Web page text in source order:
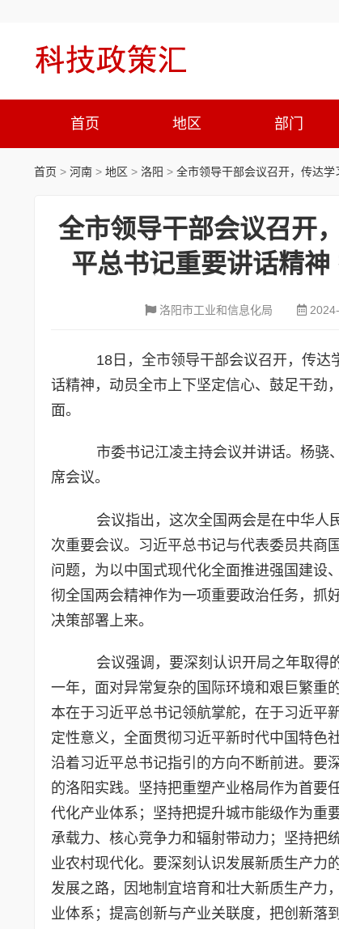
首页 地区 部门
首页 > 河南 > 地区 > 洛阳 > 全市领导干部会议召开，传达
全市领导干部会议召开
平总书记重要讲话精
洛阳市工业和信息化局
18日，全市领导干部会议召开，传达
话精神，动员全市上下坚定信心、鼓足干劲
面。
市委书记江凌主持会议并讲话。杨骁
席会议。
会议指出，这次全国两会是在中华人
次重要会议。习近平总书记与代表委员共商
问题，为以中国式现代化全面推进强国建设
彻全国两会精神作为一项重要政治任务，抓
决策部署上来。
会议强调，要深刻认识开局之年取得
一年，面对异常复杂的国际环境和艰巨繁重
本在于习近平总书记领航掌舵，在于习近平
定性意义，全面贯彻习近平新时代中国特色
沿着习近平总书记指引的方向不断前进。要
的洛阳实践。坚持把重塑产业格局作为首要
代化产业体系；坚持把提升城市能级作为重
承载力、核心竞争力和辐射带动力；坚持把
业农村现代化。要深刻认识发展新质生产力
发展之路，因地制宜培育和壮大新质生产力
业体系；提高创新与产业关联度，把创新落